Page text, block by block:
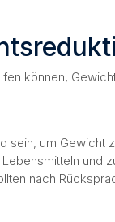
können,
um
nach